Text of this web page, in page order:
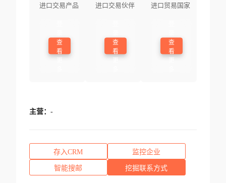
进口交易产品
查
看
进口交易伙伴
查
看
进口贸易国家
查
看
主营： -
存入CRM 监控企业
智能搜邮 挖掘联系方式